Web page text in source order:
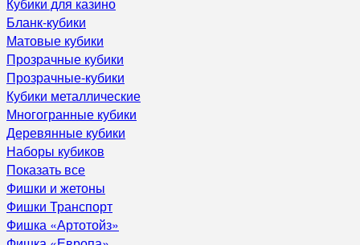
Бланк-кубики
Матовые кубики
Прозрачные кубики
Прозрачные-кубики
Кубики металлические
Многогранные кубики
Деревянные кубики
Наборы кубиков
Показать все
Фишки и жетоны
Фишки Транспорт
Фишка «Артотойз»